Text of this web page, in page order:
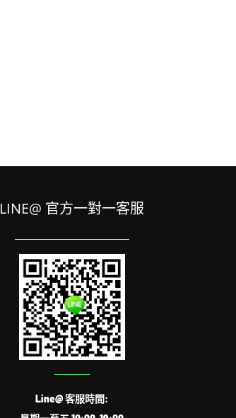
LINE@ 官方一對一客服
Line@ 客服時間: